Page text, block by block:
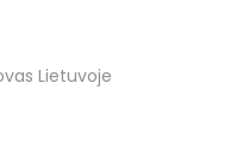
Lietuvoje